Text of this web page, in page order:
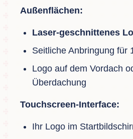
Außenflächen:
Laser-geschnittenes
Seitliche Anbringung für
Logo auf dem Vordach
Überdachung
Touchscreen-Interface:
Ihr Logo im